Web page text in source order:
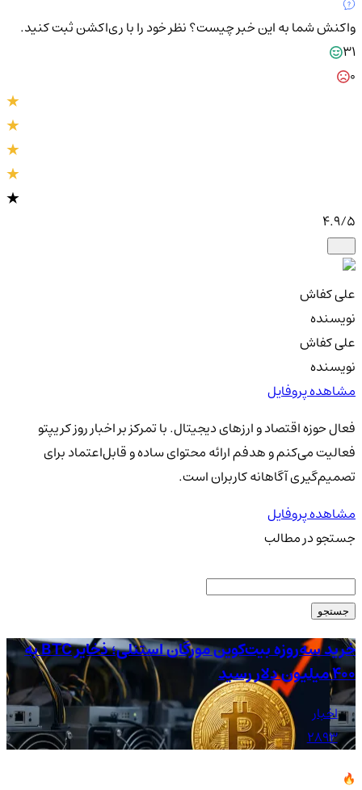
واکنش شما به این خبر چیست؟نظر خود را با ری‌اکشن ثبت کنید.
31
4.9/5
علی کفاش
نویسنده
علی کفاش
نویسنده
مشاهده پروفایل
فعال حوزه اقتصاد و ارزهای دیجیتال. با تمرکز بر اخبار روز کریپتو
فعالیت می‌کنم و هدفم ارائه محتوای ساده و قابل‌اعتماد برای
تصمیم‌گیری آگاهانه کاربران است.
مشاهده پروفایل
جستجو در مطالب
جستجو
خرید سه‌روزه بیت‌کوین مورگان استنلی؛ ذخایر BTC به
۴۰۰ میلیون دلار رسید
اخبار
2893